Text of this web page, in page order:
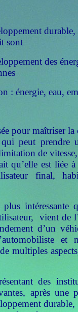
durable,
sont
des
eau,
pour maîtriser la
peut prendre
de
qu’elle est liée
final,
intéressante
vient de
d’un
et
multiples
des
après une